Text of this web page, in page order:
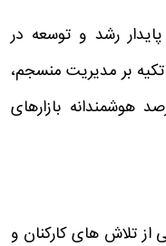
رشد و توسعه در
بر مدیریت منسجم،
هوشمندانه بازارهای
تلاش های کارکنان و